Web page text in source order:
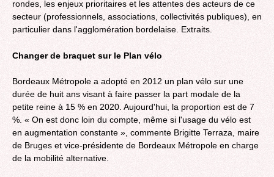
rondes, les enjeux prioritaires et les attentes des acteurs de ce
secteur (professionnels, associations, collectivités publiques), en
particulier dans l'agglomération bordelaise. Extraits.
Changer de braquet sur le Plan vélo
Bordeaux Métropole a adopté en 2012 un plan vélo sur une
durée de huit ans visant à faire passer la part modale de la
petite reine à 15 % en 2020. Aujourd'hui, la proportion est de 7
%. « On est donc loin du compte, même si l'usage du vélo est
en augmentation constante », commente Brigitte Terraza, maire
de Bruges et vice-présidente de Bordeaux Métropole en charge
de la mobilité alternative.